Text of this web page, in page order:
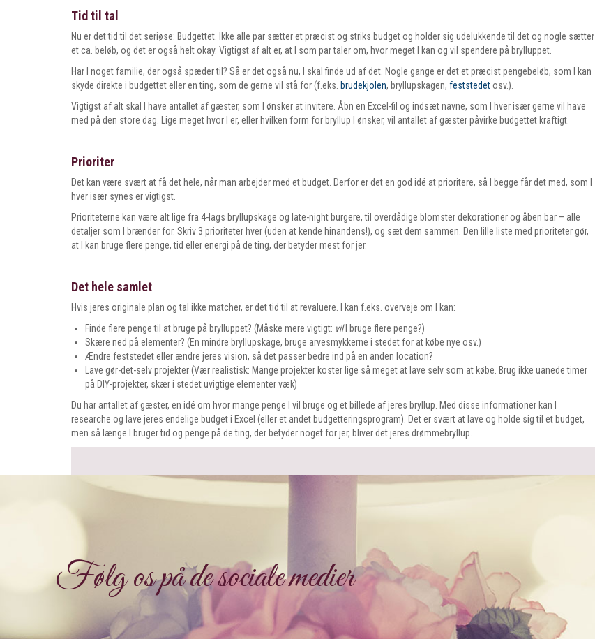
Tid til tal
Nu er det tid til det seriøse: Budgettet. Ikke alle par sætter et præcist og striks budget og holder sig udelukkende til det og nogle sætter
et ca. beløb, og det er også helt okay. Vigtigst af alt er, at I som par taler om, hvor meget I kan og vil spendere på brylluppet.
Har I noget familie, der også spæder til? Så er det også nu, I skal finde ud af det. Nogle gange er det et præcist pengebeløb, som I kan
skyde direkte i budgettet eller en ting, som de gerne vil stå for (f.eks. brudekjolen, bryllupskagen, feststedetosv.).
Vigtigst af alt skal I have antallet af gæster, som I ønsker at invitere. Åbn en Excel-fil og indsæt navne, som I hver især gerne vil have
med på den store dag. Lige meget hvor I er, eller hvilken form for bryllup I ønsker, vil antallet af gæster påvirke budgettet kraftigt.
Prioriter
Det kan være svært at få det hele, når man arbejder med et budget. Derfor er det en god idé at prioritere, så I begge får det med, som I
hver især synes er vigtigst.
Prioriteterne kan være alt lige fra 4-lags bryllupskage og late-night burgere, til overdådige blomster dekorationer og åben bar – alle
detaljer som I brænder for. Skriv 3 prioriteter hver (uden at kende hinandens!), og sæt dem sammen. Den lille liste med prioriteter gør,
at I kan bruge flere penge, tid eller energi på de ting, der betyder mest for jer.
Det hele samlet
Hvis jeres originale plan og tal ikke matcher, er det tid til at revaluere. I kan f.eks. overveje om I kan:
Finde flere penge til at bruge på brylluppet? (Måske mere vigtigt: vilI bruge flere penge?)
Skære ned på elementer? (En mindre bryllupskage, bruge arvesmykkerne i stedet for at købe nye osv.)
Ændre feststedet eller ændre jeres vision, så det passer bedre ind på en anden location?
Lave gør-det-selv projekter (Vær realistisk: Mange projekter koster lige så meget at lave selv som at købe. Brug ikke uanede timer
på DIY-projekter, skær i stedet uvigtige elementer væk)
Du har antallet af gæster, en idé om hvor mange penge I vil bruge og et billede af jeres bryllup. Med disse informationer kan I
researche og lave jeres endelige budget i Excel (eller et andet budgetteringsprogram). Det er svært at lave og holde sig til et budget,
men så længe I bruger tid og penge på de ting, der betyder noget for jer, bliver det jeres drømmebryllup.
Følg os på de sociale medier